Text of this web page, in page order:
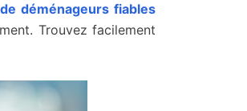
déménageurs fiables
Trouvez facilement